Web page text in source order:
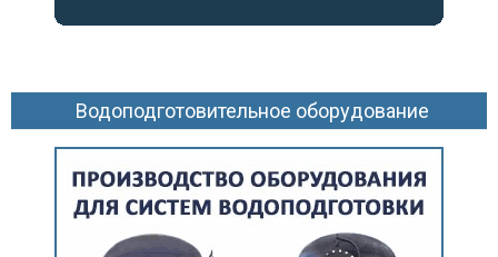
Водоподготовительное оборудование